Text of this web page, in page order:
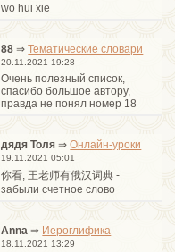
wo hui xie
88 ⇒Тематические словари
20.11.2021 19:28
Очень полезный список,
спасибо большое автору,
правда не понял номер 18
дядя Толя ⇒Онлайн-уроки
19.11.2021 05:01
你看, 王老师有俄汉词典 -
забыли счетное слово
Anna ⇒ Иероглифика
18.11.2021 13:29